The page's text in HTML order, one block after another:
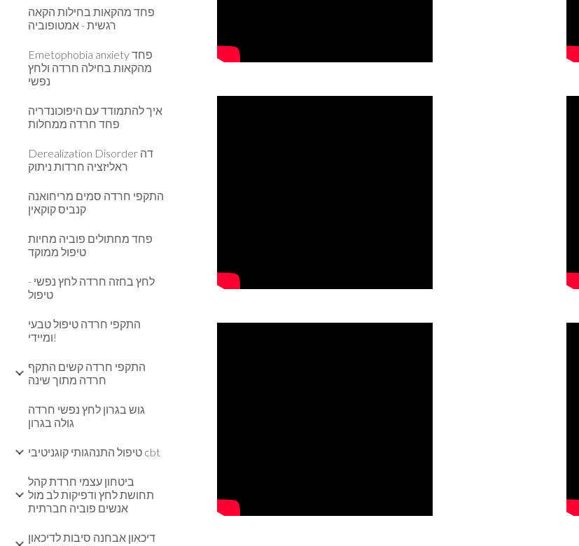
פחד מהקאות בחילות הקאה
רגשית - אמטופוביה
Emetophobia anxiety פחד
מהקאות בחילה חרדה ולחץ
נפשי
איך להתמודד עם היפוכונדריה
פחד חרדה ממחלות
Derealization Disorder דה
ראליזציה חרדות ניתוק
התקפי חרדה סמים מריחואנה
קנביס קוקאין
פחד מחתולים פוביה מחיות
טיפול ממוקד
לחץ בחזה חרדה לחץ נפשי -
טיפול
התקפי חרדה טיפול טבעי
ומיידי!
התקפי חרדה קשים התקף
חרדה מתוך שינה
גוש בגרון לחץ נפשי חרדה
גולה בגרון
טיפול התנהגותי קוגניטיבי cbt
ביטחון עצמי חרדת קהל
תחושת לחץ ודפיקות לב מול
אנשים פוביה חברתית
דיכאון אבחנה סיבות לדיכאון